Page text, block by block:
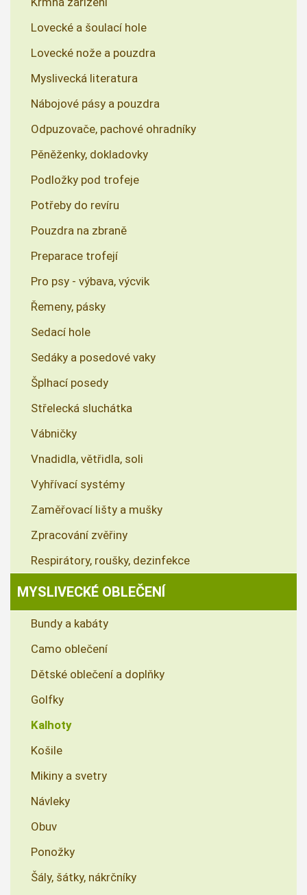
Lovecké a šoulací hole
Lovecké nože a pouzdra
Myslivecká literatura
Nábojové pásy a pouzdra
Odpuzovače, pachové ohradníky
Pěněženky, dokladovky
Podložky pod trofeje
Potřeby do revíru
Pouzdra na zbraně
Preparace trofejí
Pro psy - výbava, výcvik
Řemeny, pásky
Sedací hole
Sedáky a posedové vaky
Šplhací posedy
Střelecká sluchátka
Vábničky
Vnadidla, větřidla, soli
Vyhřívací systémy
Zaměřovací lišty a mušky
Zpracování zvěřiny
Respirátory, roušky, dezinfekce
MYSLIVECKÉ OBLEČENÍ
Bundy a kabáty
Camo oblečení
Dětské oblečení a doplňky
Golfky
Kalhoty
Košile
Mikiny a svetry
Návleky
Obuv
Ponožky
Šály, šátky, nákrčníky